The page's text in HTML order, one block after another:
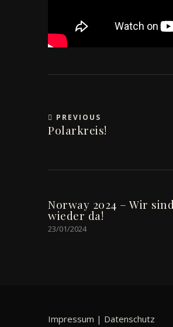
PREVIOUS
Polarkreis!
Norway 2024 – Wir sind
wieder da!
23/01/2024
Impressum | Datenschutz